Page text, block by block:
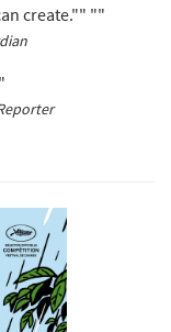
create."" ""